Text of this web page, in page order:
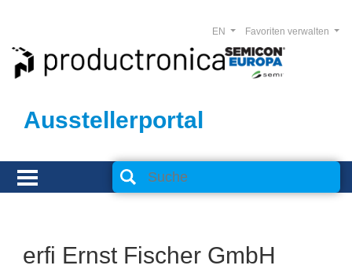
Ausstellerportal
Favoriten verwalten
EN
erfi Ernst Fischer GmbH